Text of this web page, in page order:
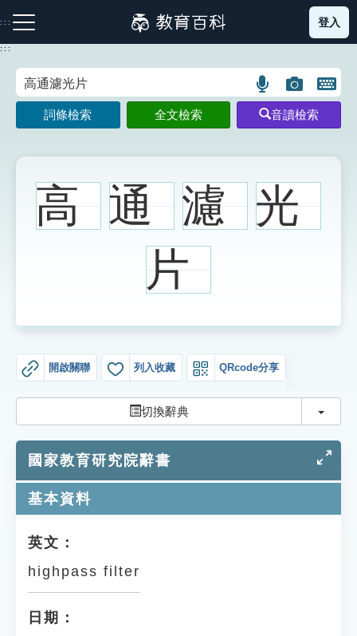
到
主
:::
注音索引圖示 筆畫索引圖示 部首索引表圖示
成語故事
索引選單
知識索引
生命大百科索引
遊戲專區
教學應用
貓頭鷹博士
登入
:::
語
言
搜
示
圖
片
搜
示
開
鍵
圖
詞條檢索 全文檢索 音讀檢索
高 通 濾 光
片
開啟關聯 列入收藏 QRcode分享
切換辭典 切換
國家教育研究院辭書
基本資料
英文：
highpass filter
日期：